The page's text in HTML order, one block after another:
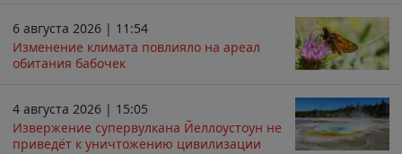
6 августа 2026 | 11:54
Изменение климата повлияло на ареал
обитания бабочек
4 августа 2026 | 15:05
Извержение супервулкана Йеллоустоун не
приведёт к уничтожению цивилизации